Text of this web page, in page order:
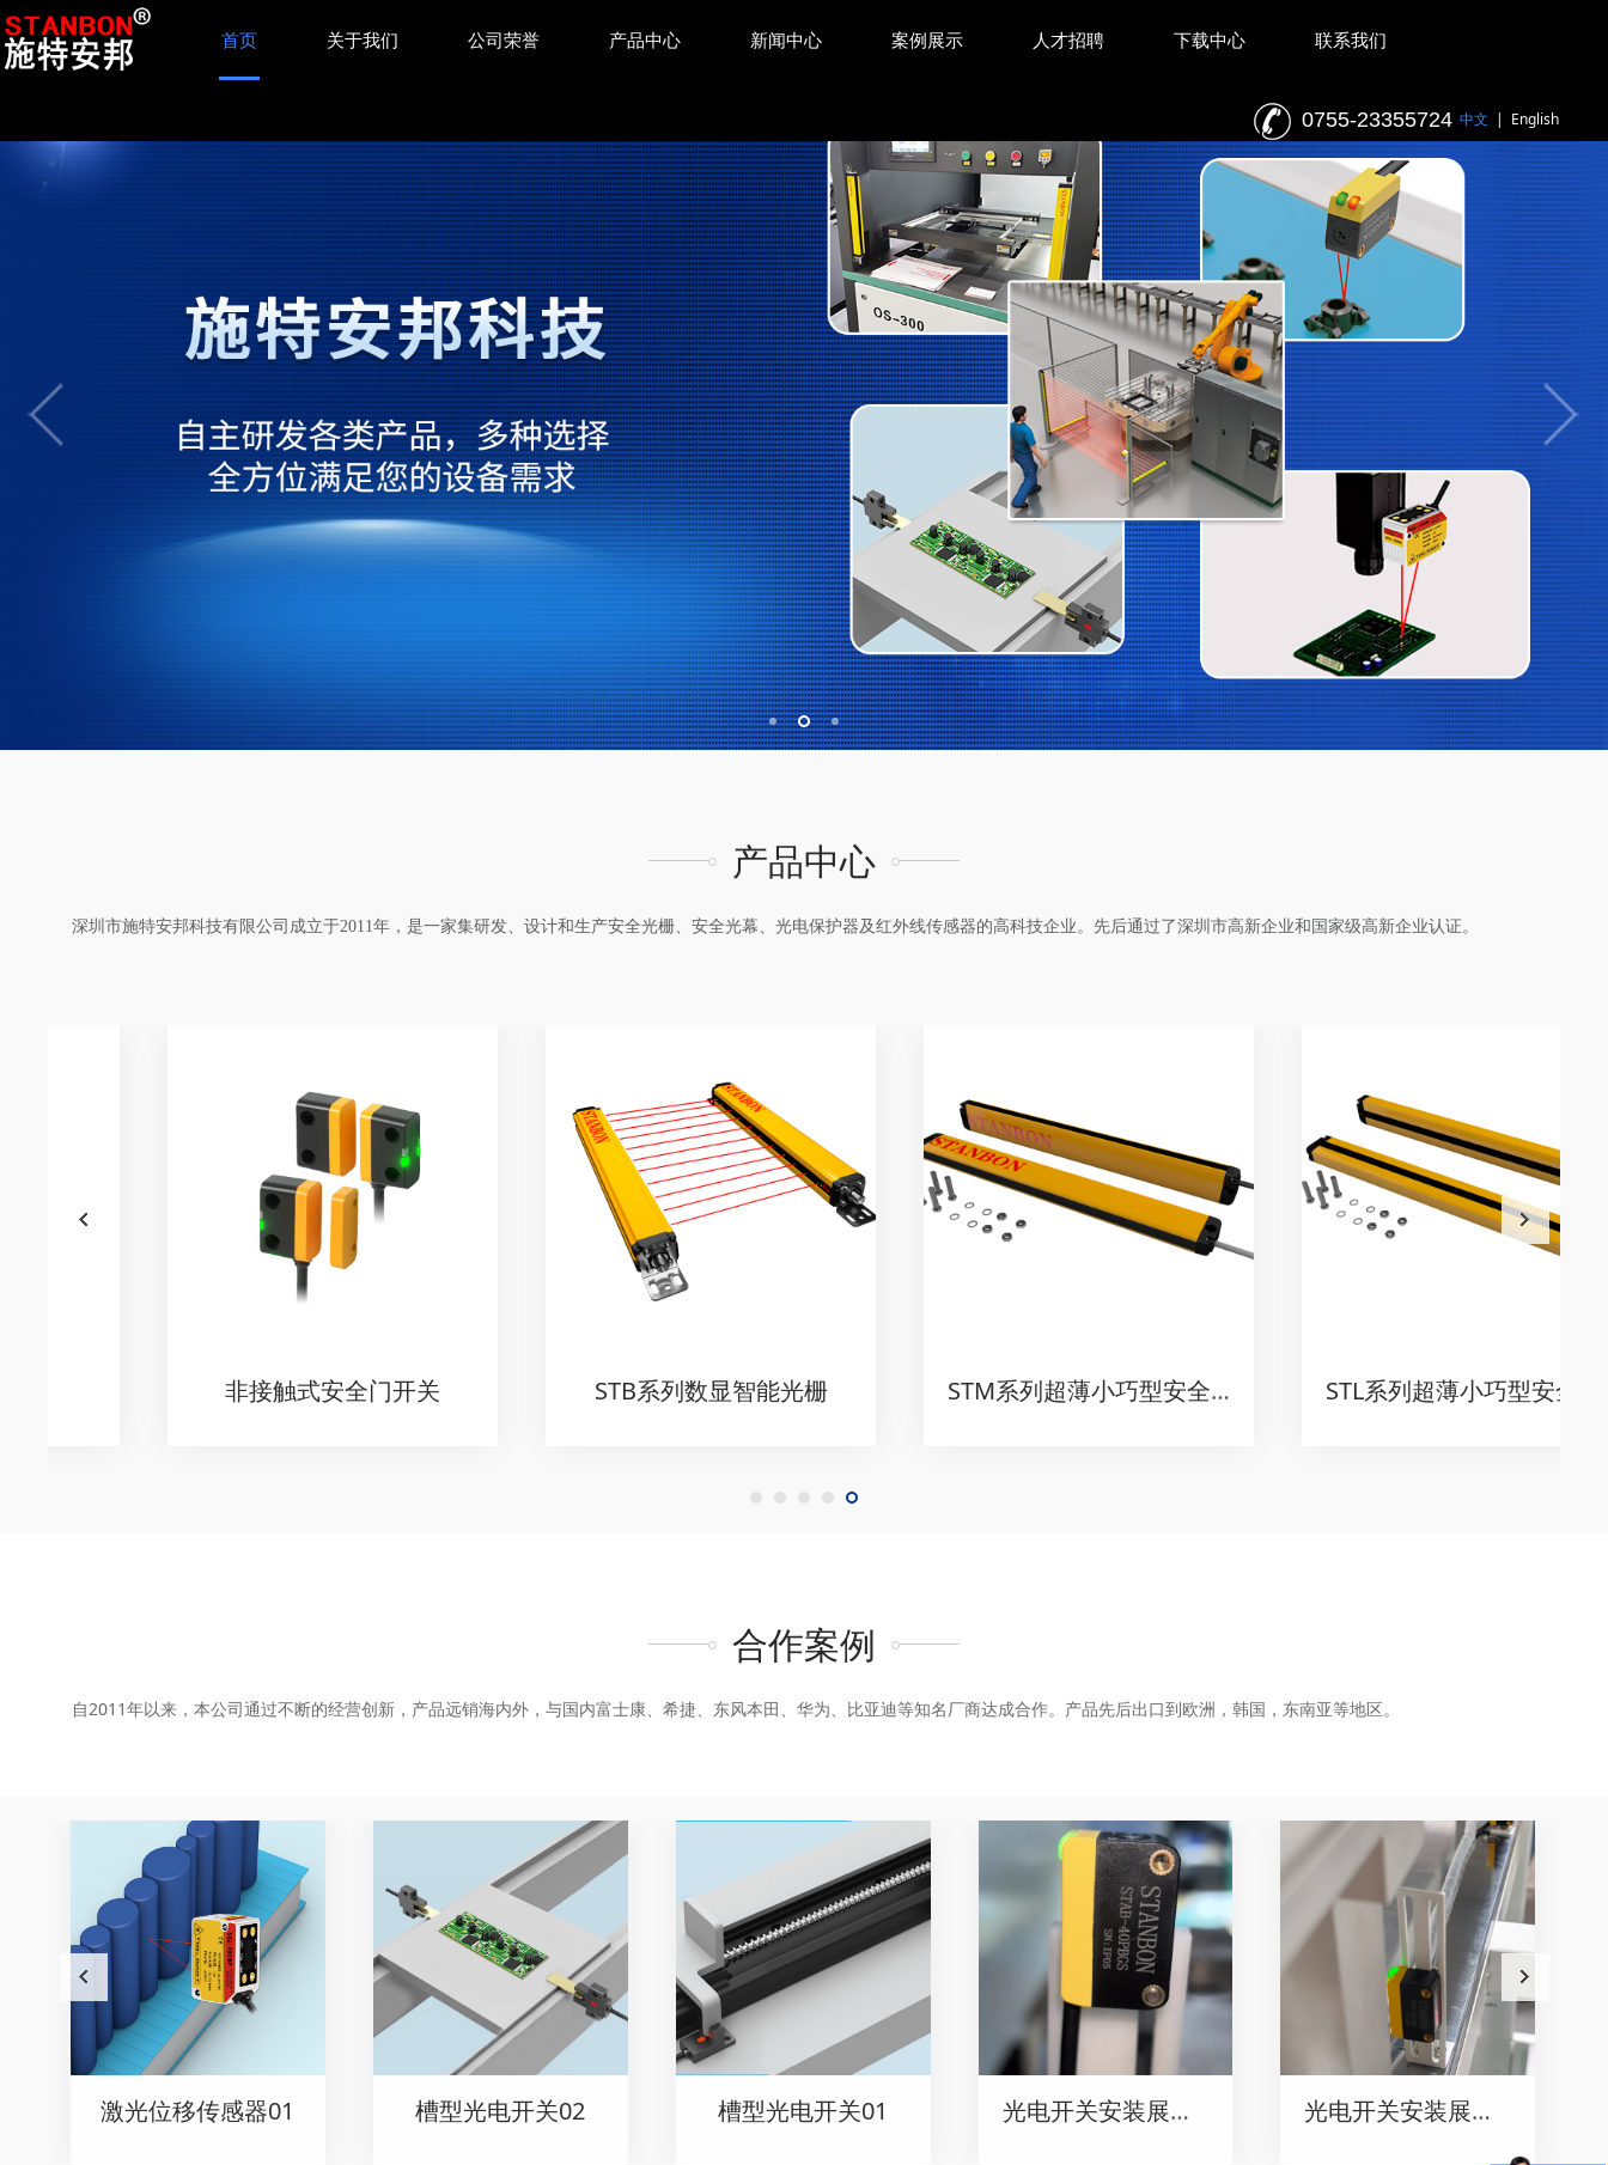
首页 关于我们 公司荣誉 产品中心 新闻中心 案例展示 人才招聘 下载中心 联系我们
0755-23355724 中文 | English
产品中心
深圳市施特安邦科技有限公司成立于2011年，是一家集研发、设计和生产安全光栅、安全光幕、光电保护器及红外线传感器的高科技企业。先后通过了深圳市高新企业和国家级高新企业认证。
非接触式安全门开关 STB系列数显智能光栅 STM系列超薄小巧型安全光栅（窄出光款） STL系列超薄小巧型安全光栅（薄出光款）
合作案例
自2011年以来，本公司通过不断的经营创新，产品远销海内外，与国内富士康、希捷、东风本田、华为、比亚迪等知名厂商达成合作。产品先后出口到欧洲，韩国，东南亚等地区。
激光位移传感器01 槽型光电开关02 槽型光电开关01 光电开关安装展示06 光电开关安装展示05